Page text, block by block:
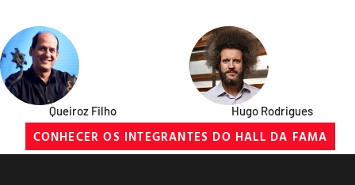
Queiroz Filho Hugo Rodrigues
CONHECER OS INTEGRANTES DO HALL DA FAMA